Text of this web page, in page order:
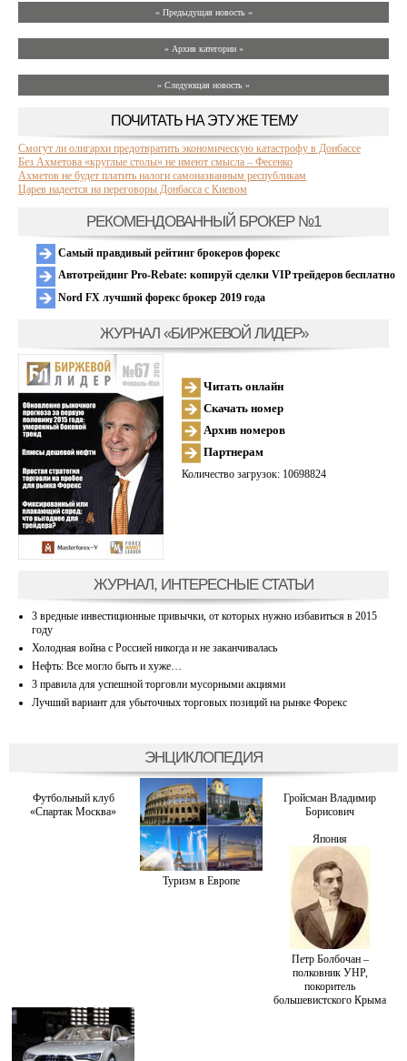
« Предыдущая новость «
» Архив категории «
» Следующая новость »
ПОЧИТАТЬ НА ЭТУ ЖЕ ТЕМУ
Смогут ли олигархи предотвратить экономическую катастрофу в Донбассе
Без Ахметова «круглые столы» не имеют смысла – Фесенко
Ахметов не будет платить налоги самоназванным республикам
Царев надеется на переговоры Донбасса с Киевом
РЕКОМЕНДОВАННЫЙ БРОКЕР №1
Самый правдивый рейтинг брокеров форекс
Автотрейдинг Pro-Rebate: копируй сделки VIP трейдеров бесплатно
Nord FX лучший форекс брокер 2019 года
ЖУРНАЛ «БИРЖЕВОЙ ЛИДЕР»
Читать онлайн
Скачать номер
Архив номеров
Партнерам
Количество загрузок: 10698824
ЖУРНАЛ, ИНТЕРЕСНЫЕ СТАТЬИ
3 вредные инвестиционные привычки, от которых нужно избавиться в 2015
году
Холодная война с Россией никогда и не заканчивалась
Нефть: Все могло быть и хуже…
3 правила для успешной торговли мусорными акциями
Лучший вариант для убыточных торговых позиций на рынке Форекс
ЭНЦИКЛОПЕДИЯ
Футбольный клуб
«Спартак Москва»
Туризм в Европе
Гройсман Владимир
Борисович
Япония
Петр Болбочан –
полковник УНР,
покоритель
большевистского Крыма